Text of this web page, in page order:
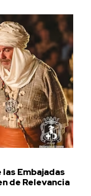
Embajadas
de Relevancia